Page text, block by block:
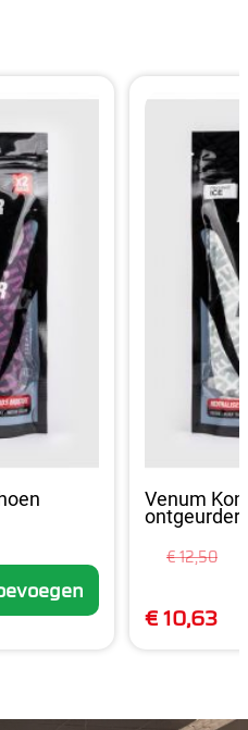
Venum
ontgeurder
€ 12,50
€ 10,63